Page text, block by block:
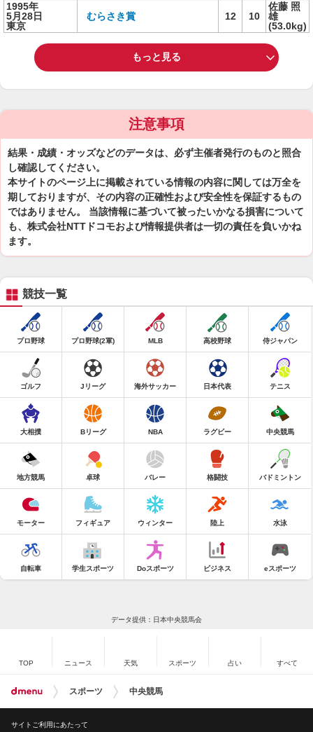
1995年
5月28日
東京
むらさき賞 12 10
佐藤 照
雄
(53.0kg)
もっと見る
注意事項
結果・成績・オッズなどのデータは、必ず主催者発行のものと照合
し確認してください。
本サイトのページ上に掲載されている情報の内容に関しては万全を
期しておりますが、その内容の正確性および安全性を保証するもの
ではありません。 当該情報に基づいて被ったいかなる損害について
も、株式会社NTTドコモおよび情報提供者は一切の責任を負いかね
ます。
競技一覧
プロ野球 プロ野球(2軍) MLB 高校野球 侍ジャパン
ゴルフ Jリーグ 海外サッカー 日本代表 テニス
大相撲 Bリーグ NBA ラグビー 中央競馬
地方競馬 卓球 バレー 格闘技 バドミントン
モーター フィギュア ウィンター 陸上 水泳
自転車 学生スポーツ Doスポーツ ビジネス eスポーツ
データ提供：日本中央競馬会
TOP ニュース 天気 スポーツ 占い すべて
スポーツ 中央競馬
サイトご利用にあたって